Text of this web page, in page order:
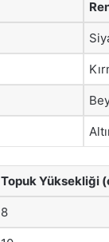
Topuk Yüksekliği
8